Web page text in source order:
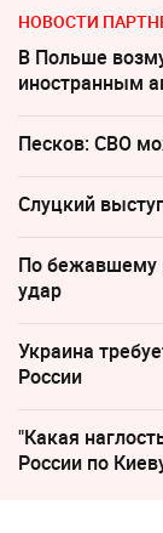
НОВОСТИ
В Польше
иностранным
Песков: СВО
Слуцкий
По бежавшему
удар
Украина
России
"Какая
России по